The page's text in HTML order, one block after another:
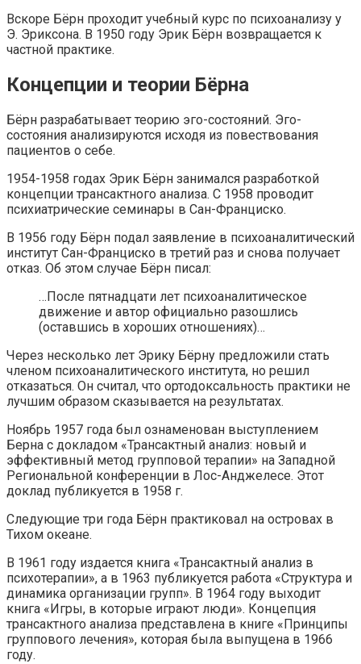
Вскоре Бёрн проходит учебный курс по психоанализу у
Э. Эриксона. В 1950 году Эрик Бёрн возвращается к
частной практике.
Концепции и теории Бёрна
Бёрн разрабатывает теорию эго-состояний. Эго-
состояния анализируются исходя из повествования
пациентов о себе.
1954-1958 годах Эрик Бёрн занимался разработкой
концепции трансактного анализа. С 1958 проводит
психиатрические семинары в Сан-Франциско.
В 1956 году Бёрн подал заявление в психоаналитический
институт Сан-Франциско в третий раз и снова получает
отказ. Об этом случае Бёрн писал:
…После пятнадцати лет психоаналитическое
движение и автор официально разошлись
(оставшись в хороших отношениях)…
Через несколько лет Эрику Бёрну предложили стать
членом психоаналитического института, но решил
отказаться. Он считал, что ортодоксальность практики не
лучшим образом сказывается на результатах.
Ноябрь 1957 года был ознаменован выступлением
Берна с докладом «Трансактный анализ: новый и
эффективный метод групповой терапии» на Западной
Региональной конференции в Лос-Анджелесе. Этот
доклад публикуется в 1958 г.
Следующие три года Бёрн практиковал на островах в
Тихом океане.
В 1961 году издается книга «Трансактный анализ в
психотерапии», а в 1963 публикуется работа «Структура и
динамика организации групп». В 1964 году выходит
книга «Игры, в которые играют люди». Концепция
трансактного анализа представлена в книге «Принципы
группового лечения», которая была выпущена в 1966
году.